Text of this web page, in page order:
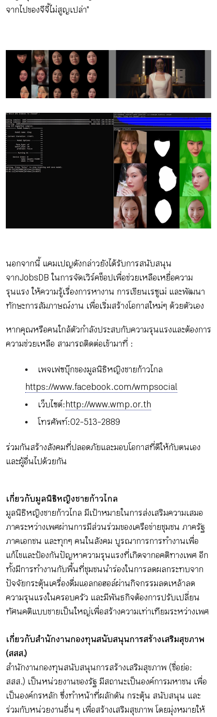
จากไปของจีจี้ไม่สูญเปล่า"
นอกจากนี้ แคมเปญดังกล่าวยังได้รับการสนับสนุน
จาก JobsDB ในการจัดเวิร์คช็อปเพื่อช่วยเหลือเหยื่อความ
รุนแรง ให้ความรู้เรื่องการหางาน การเขียนเรซูเม่ และพัฒนา
ทักษะการสัมภาษณ์งาน เพื่อเริ่มสร้างโอกาสใหม่ๆ ด้วยตัวเอง
หากคุณหรือคนใกล้ตัวกำลังประสบกับความรุนแรงและต้องการ
ความช่วยเหลือ สามารถติดต่อเข้ามาที่ :
เพจเฟซบุ๊กของมูลนิธิหญิงชายก้าวไกล
https://www.facebook.com/wmpsocial
เว็บไซต์:http://www.wmp.or.th
โทรศัพท์: 02-513-2889
ร่วมกันสร้างสังคมที่ปลอดภัยและมอบโอกาสที่ดีให้กับตนเอง
และผู้อื่นไปด้วยกัน
เกี่ยวกับมูลนิธิหญิงชายก้าวไกล
มูลนิธิหญิงชายก้าวไกล มีเป้าหมายในการส่งเสริมความเสมอ
ภาคระหว่างเพศผ่านการมีส่วนร่วมของเครือข่ายชุมชน ภาครัฐ
ภาคเอกชน และทุกๆ คนในสังคม บูรณาการ การทำงานเพื่อ
แก้ไขและป้องกันปัญหาความรุนแรงที่เกิดจากอคติทางเพศ อีก
ทั้งมีการทำงานกับพื้นที่ชุมชนนำร่องในการลดผลกระทบจาก
ปัจจัยกระตุ้นเครื่องดื่มแอลกอฮอล์ผ่านกิจกรรมลดเหล้าลด
ความรุนแรงในครอบครัว และมีพันธกิจต้องการปรับเปลี่ยน
ทัศนคติแบบชายเป็นใหญ่เพื่อสร้างความเท่าเทียมระหว่างเพศ
เกี่ยวกับสำนักงานกองทุนสนับสนุนการสร้างเสริมสุขภาพ
(สสส.)
สำนักงานกองทุนสนับสนุนการสร้างเสริมสุขภาพ (ชื่อย่อ:
สสส.) เป็นหน่วยงานของรัฐ มีสถานะเป็นองค์การมหาชน เพื่อ
เป็นองค์กรหลัก ซึ่งทำหน้าที่ผลักดัน กระตุ้น สนับสนุน และ
ร่วมกับหน่วยงานอื่น ๆ เพื่อสร้างเสริมสุขภาพ โดยมุ่งหมายให้